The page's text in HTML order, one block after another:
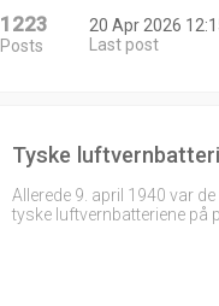
1223
Posts
20 Apr 2026
Last post
Tyske
Allerede 9. april 1940 var
tyske luftvernbatteriene på